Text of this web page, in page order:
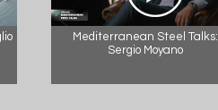
Mediterranean Steel Talks:
Sergio Moyano